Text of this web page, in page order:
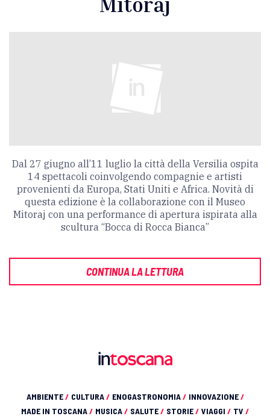
Dal 27 giugno all’11 luglio la città della Versilia ospita
14 spettacoli coinvolgendo compagnie e artisti
provenienti da Europa, Stati Uniti e Africa. Novità di
questa edizione è la collaborazione con il Museo
Mitoraj con una performance di apertura ispirata alla
scultura “Bocca di Rocca Bianca”
CONTINUA LA LETTURA
AMBIENTE/ CULTURA/ ENOGASTRONOMIA/ INNOVAZIONE/
MADE IN TOSCANA/ MUSICA/ SALUTE/ STORIE/ VIAGGI / TV /